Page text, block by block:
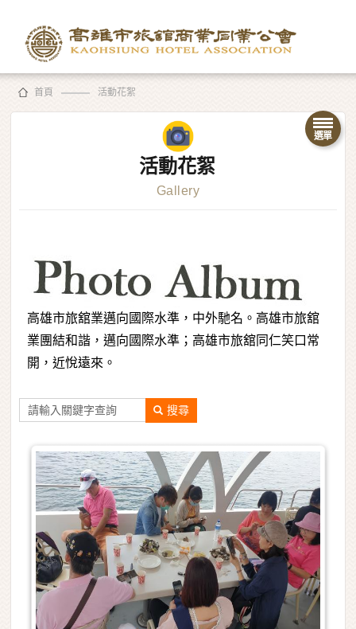
首頁 活動花絮
活動花絮
Gallery
高雄市旅舘業邁向國際水準，中外馳名。高雄市旅舘
業團結和諧，邁向國際水準；高雄市旅舘同仁笑口常
開，近悅遠來。
搜尋